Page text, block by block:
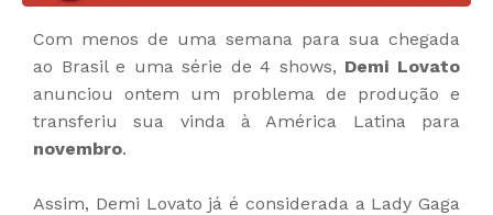
Com menos de uma semana para sua chegada
ao Brasil e uma série de 4 shows, Demi Lovato
anunciou ontem um problema de produção e
transferiu sua vinda à América Latina para
novembro.
Assim, Demi Lovato já é considerada a Lady Gaga